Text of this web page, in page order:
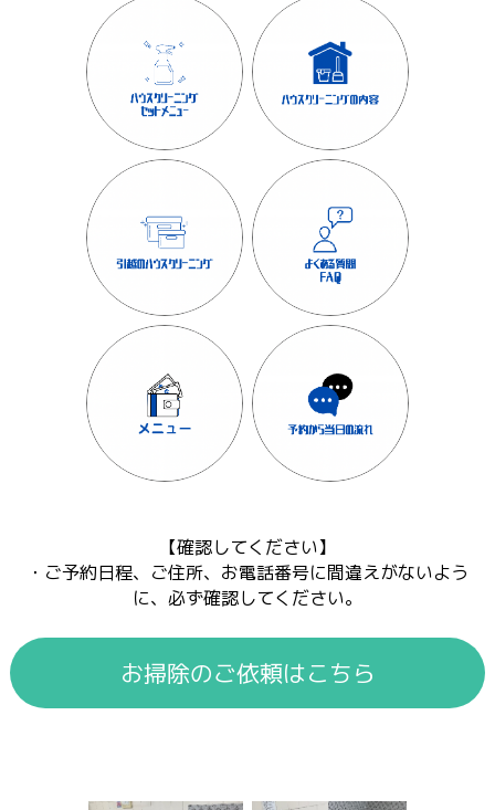
【確認してください】
・ご予約日程、ご住所、お電話番号に間違えがないよう
に、必ず確認してください。
お掃除のご依頼はこちら